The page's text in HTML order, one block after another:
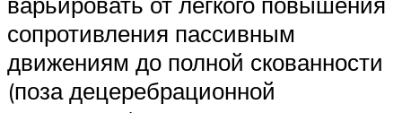
сопротивления пассивным
движениям до полной скованности
(поза децеребрационной